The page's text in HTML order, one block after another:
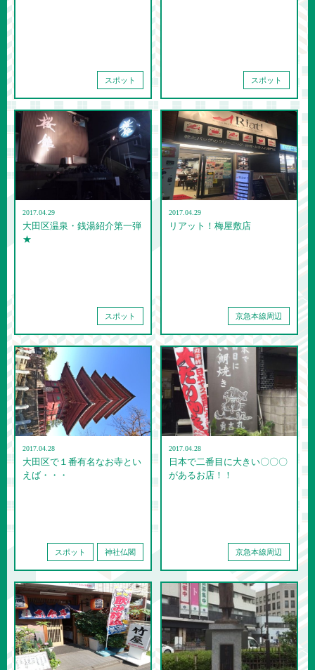
スポット スポット
2017.04.29
大田区温泉・銭湯紹介第一弾
★
スポット
2017.04.29
リアット！梅屋敷店
京急本線周辺
2017.04.28
大田区で１番有名なお寺とい
えば・・・
スポット 神社仏閣
2017.04.28
日本で二番目に大きい〇〇〇
があるお店！！
京急本線周辺